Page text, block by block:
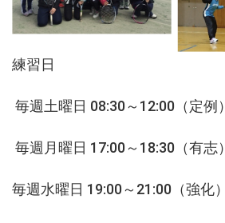
練習日
毎週土曜日 08:30～12:00（定例）
毎週月曜日 17:00～18:30（有志）
毎週水曜日 19:00～21:00（強化）